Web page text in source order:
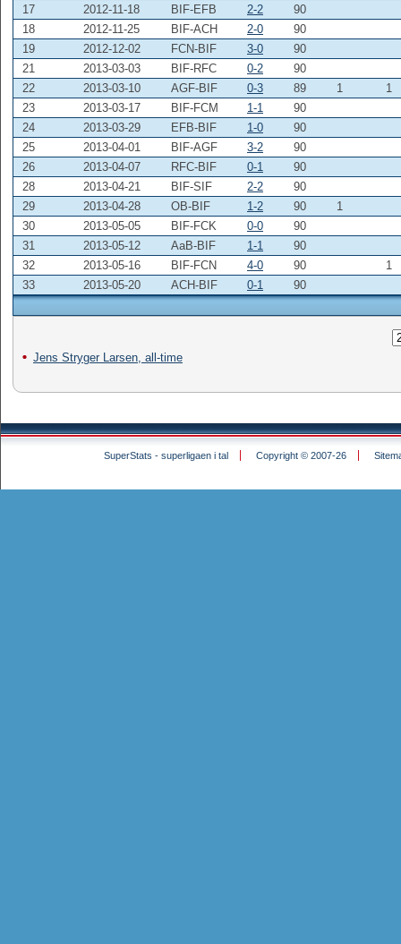
17
2012-11-18 BIF-EFB 2-2
90
18
2012-11-25 BIF-ACH 2-0
90
19
2012-12-02 FCN-BIF 3-0
90
21
2013-03-03 BIF-RFC 0-2
90
22
2013-03-10 AGF-BIF 0-3 89 1
1
23
2013-03-17 BIF-FCM 1-1
90
24
2013-03-29 EFB-BIF 1-0
90
25
2013-04-01 BIF-AGF 3-2
90
26
2013-04-07 RFC-BIF 0-1
90
28
2013-04-21 BIF-SIF 2-2
90
29
2013-04-28 OB-BIF 1-2 90
1
30
2013-05-05 BIF-FCK 0-0
90
31
2013-05-12 AaB-BIF 1-1
90
32
2013-05-16 BIF-FCN 4-0 90
1
33
2013-05-20 ACH-BIF 0-1 90
Jens Stryger Larsen, all-time
SuperStats - superligaen i tal Copyright © 2007-26